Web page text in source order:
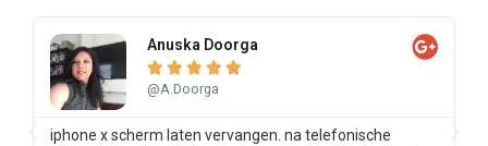
Anuska Doorga
    
@A.Doorga
iphone x scherm laten vervangen. na telefonische